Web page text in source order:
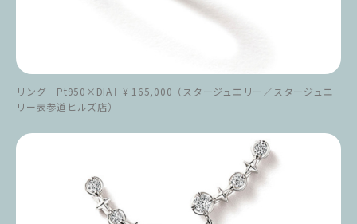
リング［Pt950×DIA］¥ 165,000（スタージュエリー／スタージュエ
リー表参道ヒルズ店）